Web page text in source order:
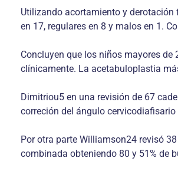
Utilizando acortamiento y derotación
en 17, regulares en 8 y malos en 1.
Concluyen que los niños mayores
clínicamente. La acetabuloplastia
Dimitriou5 en una revisión de 67
correción del ángulo
Por otra parte Williamson24 revisó
combinada obteniendo 80 y 51% de